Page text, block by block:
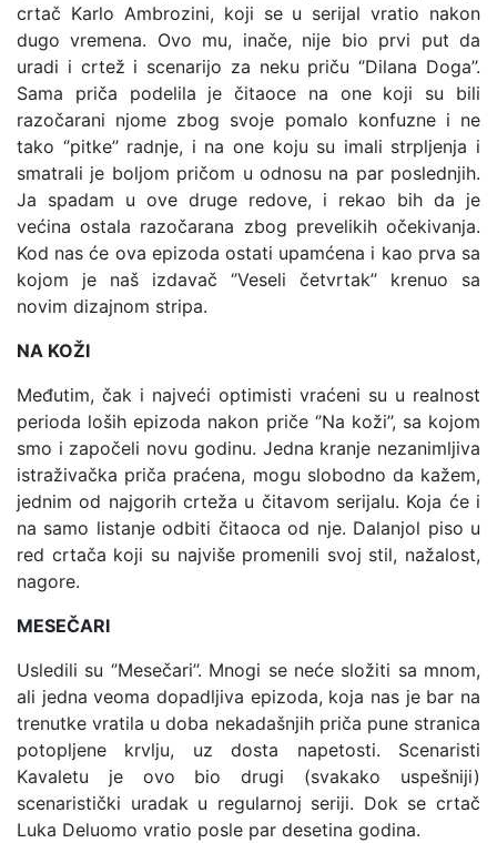
crtač Karlo Ambrozini, koji se u serijal vratio nakon
dugo vremena. Ovo mu, inače, nije bio prvi put da
uradi i crtež i scenarijo za neku priču ‘’Dilana Doga’’.
Sama priča podelila je čitaoce na one koji su bili
razočarani njome zbog svoje pomalo konfuzne i ne
tako ‘’pitke’’ radnje, i na one koju su imali strpljenja i
smatrali je boljom pričom u odnosu na par poslednjih.
Ja spadam u ove druge redove, i rekao bih da je
većina ostala razočarana zbog prevelikih očekivanja.
Kod nas će ova epizoda ostati upamćena i kao prva sa
kojom je naš izdavač ‘’Veseli četvrtak’’ krenuo sa
novim dizajnom stripa.
NA KOŽI
Međutim, čak i najveći optimisti vraćeni su u realnost
perioda loših epizoda nakon priče ‘’Na koži’’, sa kojom
smo i započeli novu godinu. Jedna kranje nezanimljiva
istraživačka priča praćena, mogu slobodno da kažem,
jednim od najgorih crteža u čitavom serijalu. Koja će i
na samo listanje odbiti čitaoca od nje. Dalanjol piso u
red crtača koji su najviše promenili svoj stil, nažalost,
nagore.
MESEČARI
Usledili su ‘’Mesečari’’. Mnogi se neće složiti sa mnom,
ali jedna veoma dopadljiva epizoda, koja nas je bar na
trenutke vratila u doba nekadašnjih priča pune stranica
potopljene krvlju, uz dosta napetosti. Scenaristi
Kavaletu je ovo bio drugi (svakako uspešniji)
scenaristički uradak u regularnoj seriji. Dok se crtač
Luka Deluomo vratio posle par desetina godina.